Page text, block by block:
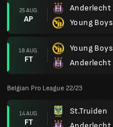
25 AUG.
AP
Anderlecht
Young Boys
18 AUG.
FT
Young Boys
Anderlecht
Belgian Pro League 22/23
14 AUG.
FT
St.Truiden